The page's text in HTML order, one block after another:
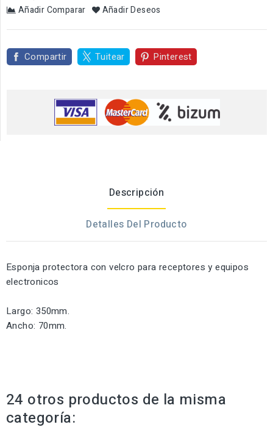
Añadir Comparar Añadir Deseos
Compartir Tuitear Pinterest
Descripción
Detalles Del Producto
Esponja protectora con velcro para receptores y equipos
electronicos
Largo: 350mm.
Ancho: 70mm.
24 otros productos de la misma
categoría: